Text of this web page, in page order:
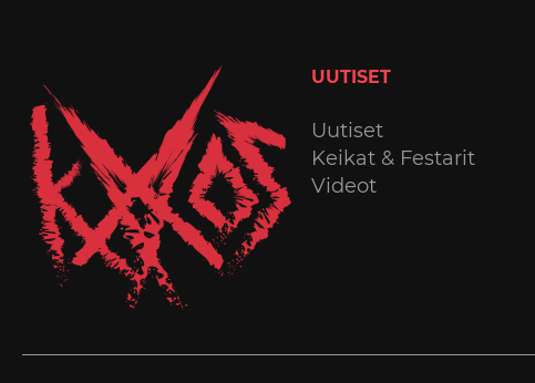
UUTISET
Uutiset
Keikat & Festarit
Videot